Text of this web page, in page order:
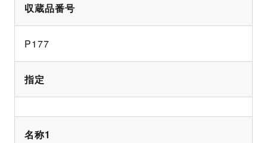
収蔵品番号
P177
指定
名称1